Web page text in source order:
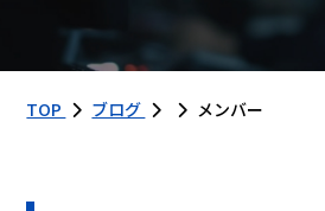
TOP ブログ メンバー